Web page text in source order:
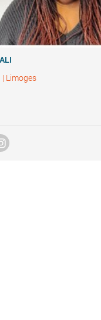
| Limoges